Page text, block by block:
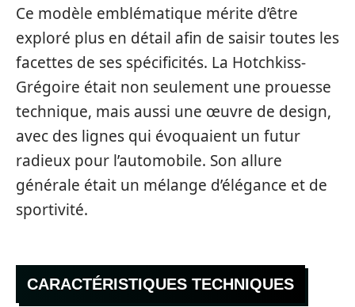
Ce modèle emblématique mérite d’être
exploré plus en détail afin de saisir toutes les
facettes de ses spécificités. La Hotchkiss-
Grégoire était non seulement une prouesse
technique, mais aussi une œuvre de design,
avec des lignes qui évoquaient un futur
radieux pour l’automobile. Son allure
générale était un mélange d’élégance et de
sportivité.
CARACTÉRISTIQUES TECHNIQUES